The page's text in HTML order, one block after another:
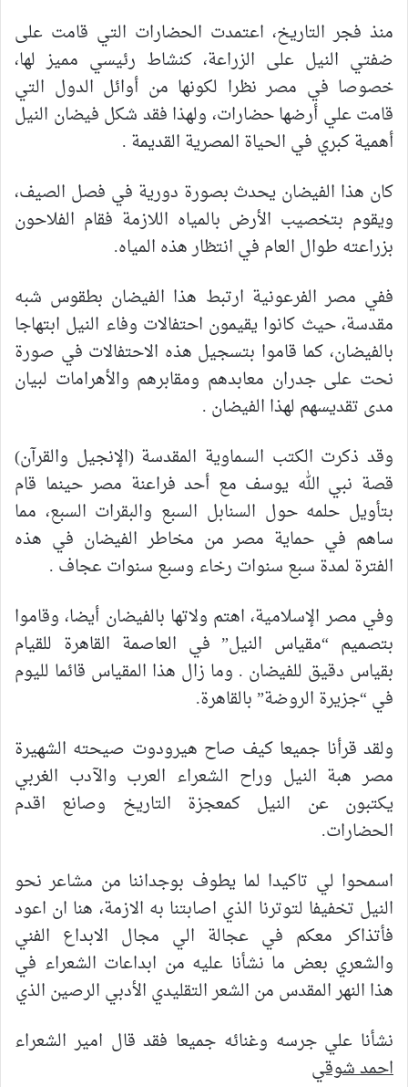
منذ فجر التاريخ، اعتمدت الحضارات التي قامت على
ضفتي النيل على الزراعة، كنشاط رئيسي مميز لها،
خصوصا في مصر نظرا لكونها من أوائل الدول التي
قامت علي أرضها حضارات، ولهذا فقد شكل فيضان النيل
أهمية كبري في الحياة المصرية القديمة .
كان هذا الفيضان يحدث بصورة دورية في فصل الصيف،
ويقوم بتخصيب الأرض بالمياه اللازمة فقام الفلاحون
بزراعته طوال العام في انتظار هذه المياه.
ففي مصر الفرعونية ارتبط هذا الفيضان بطقوس شبه
مقدسة، حيث كانوا يقيمون احتفالات وفاء النيل ابتهاجا
بالفيضان، كما قاموا بتسجيل هذه الاحتفالات في صورة
نحت على جدران معابدهم ومقابرهم والأهرامات لبيان
مدى تقديسهم لهذا الفيضان .
وقد ذكرت الكتب السماوية المقدسة (الإنجيل والقرآن)
قصة نبي الله يوسف مع أحد فراعنة مصر حينما قام
بتأويل حلمه حول السنابل السبع والبقرات السبع، مما
ساهم في حماية مصر من مخاطر الفيضان في هذه
الفترة لمدة سبع سنوات رخاء وسبع سنوات عجاف .
وفي مصر الإسلامية، اهتم ولاتها بالفيضان أيضا، وقاموا
بتصميم “مقياس النيل” في العاصمة القاهرة للقيام
بقياس دقيق للفيضان . وما زال هذا المقياس قائما لليوم
في “جزيرة الروضة” بالقاهرة.
ولقد قرأنا جميعا كيف صاح هيرودوت صيحته الشهيرة
مصر هبة النيل وراح الشعراء العرب والآدب الغربي
يكتبون عن النيل كمعجزة التاريخ وصانع اقدم
الحضارات.
اسمحوا لي تاكيدا لما يطوف بوجداننا من مشاعر نحو
النيل تخفيفا لتوترنا الذي اصابتنا به الازمة، هنا ان اعود
فأتذاكر معكم في عجالة الي مجال الابداع الفني
والشعري بعض ما نشأنا عليه من ابداعات الشعراء في
هذا النهر المقدس من الشعر التقليدي الأدبي الرصين الذي
نشأنا علي جرسه وغنائه جميعا فقد قال امير الشعراء
احمد شوقي